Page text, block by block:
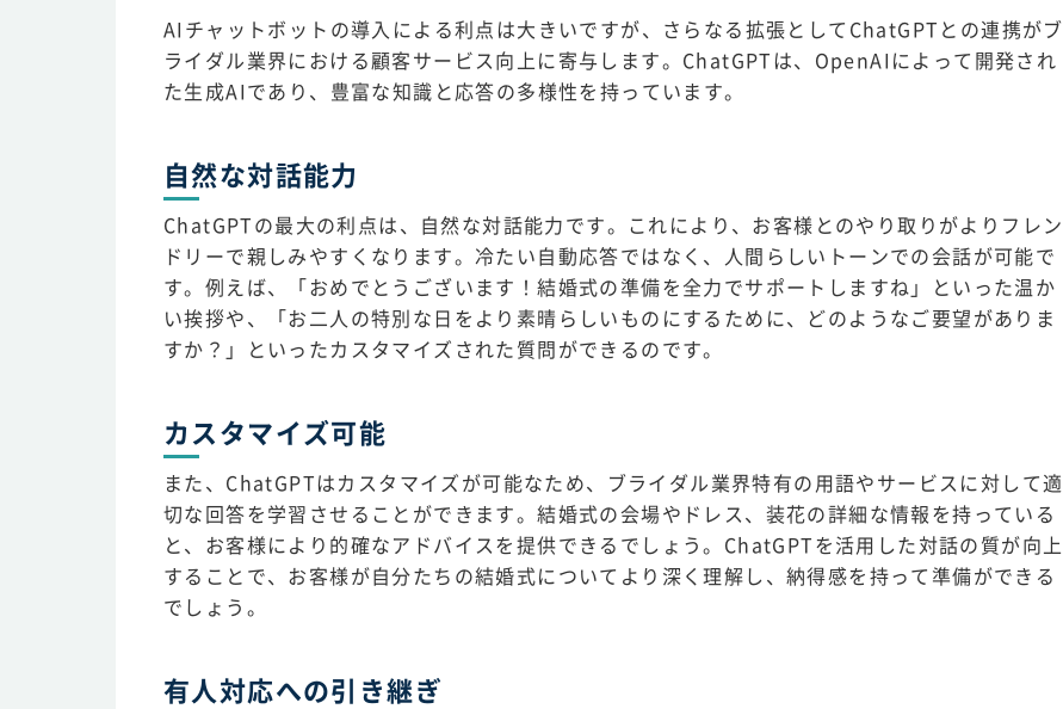
AIチャットボットの導入による利点は大きいですが、さらなる拡張としてChatGPTとの連携がブ
ライダル業界における顧客サービス向上に寄与します。ChatGPTは、OpenAIによって開発され
た生成AIであり、豊富な知識と応答の多様性を持っています。
自然な対話能力
ChatGPTの最大の利点は、自然な対話能力です。これにより、お客様とのやり取りがよりフレン
ドリーで親しみやすくなります。冷たい自動応答ではなく、人間らしいトーンでの会話が可能で
す。例えば、「おめでとうございます！結婚式の準備を全力でサポートしますね」といった温か
い挨拶や、「お二人の特別な日をより素晴らしいものにするために、どのようなご要望がありま
すか？」といったカスタマイズされた質問ができるのです。
カスタマイズ可能
また、ChatGPTはカスタマイズが可能なため、ブライダル業界特有の用語やサービスに対して適
切な回答を学習させることができます。結婚式の会場やドレス、装花の詳細な情報を持っている
と、お客様により的確なアドバイスを提供できるでしょう。ChatGPTを活用した対話の質が向上
することで、お客様が自分たちの結婚式についてより深く理解し、納得感を持って準備ができる
でしょう。
有人対応への引き継ぎ